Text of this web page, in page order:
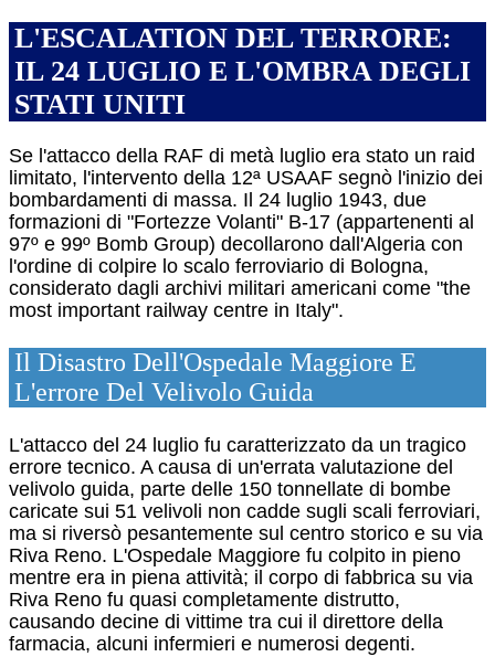
L'ESCALATION DEL TERRORE:
IL 24 LUGLIO E L'OMBRA DEGLI
STATI UNITI
Se l'attacco della RAF di metà luglio era stato un raid
limitato, l'intervento della 12ª USAAF segnò l'inizio dei
bombardamenti di massa. Il 24 luglio 1943, due
formazioni di "Fortezze Volanti" B-17 (appartenenti al
97º e 99º Bomb Group) decollarono dall'Algeria con
l'ordine di colpire lo scalo ferroviario di Bologna,
considerato dagli archivi militari americani come "the
most important railway centre in Italy".
Il Disastro Dell'Ospedale Maggiore E
L'errore Del Velivolo Guida
L'attacco del 24 luglio fu caratterizzato da un tragico
errore tecnico. A causa di un'errata valutazione del
velivolo guida, parte delle 150 tonnellate di bombe
caricate sui 51 velivoli non cadde sugli scali ferroviari,
ma si riversò pesantemente sul centro storico e su via
Riva Reno. L'Ospedale Maggiore fu colpito in pieno
mentre era in piena attività; il corpo di fabbrica su via
Riva Reno fu quasi completamente distrutto,
causando decine di vittime tra cui il direttore della
farmacia, alcuni infermieri e numerosi degenti.